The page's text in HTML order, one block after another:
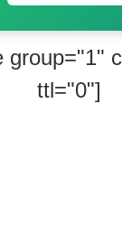
group="1"
ttl="0"]